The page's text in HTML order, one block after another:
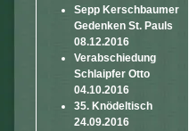
Sepp Kerschbaumer
Gedenken St. Pauls
08.12.2016
Verabschiedung
Schlaipfer Otto
04.10.2016
35. Knödeltisch
24.09.2016